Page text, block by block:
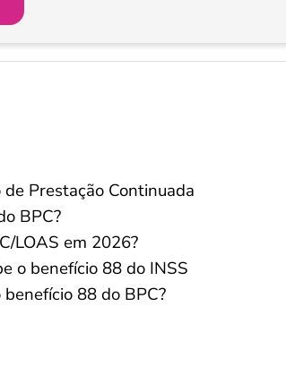
Prestação Continuada
BPC?
LOAS em 2026?
o benefício 88 do INSS
88 do BPC?